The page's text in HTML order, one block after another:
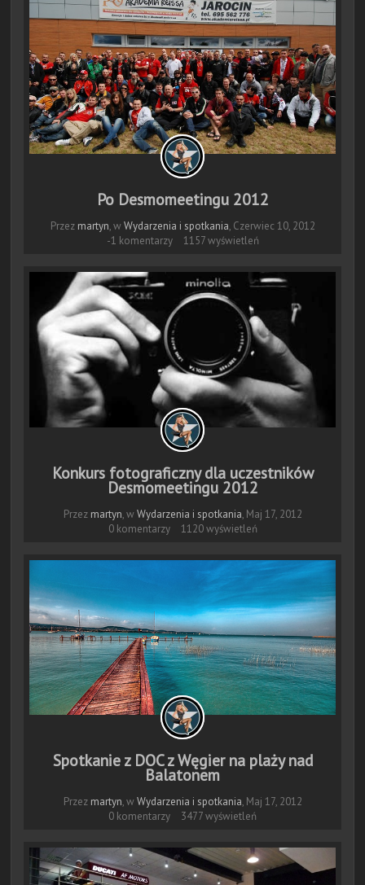
Po Desmomeetingu 2012
Przez martyn, w Wydarzenia i spotkania, Czerwiec 10, 2012
-1 komentarzy
1157 wyświetleń
Konkurs fotograficzny dla uczestników
Desmomeetingu 2012
Przez martyn, w Wydarzenia i spotkania, Maj 17, 2012
0 komentarzy
1120 wyświetleń
Spotkanie z DOC z Węgier na plaży nad
Balatonem
Przez martyn, w Wydarzenia i spotkania, Maj 17, 2012
0 komentarzy
3477 wyświetleń